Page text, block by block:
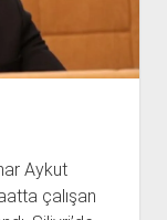
Aykut
çalışan